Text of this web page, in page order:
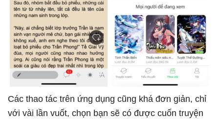
Các thao tác trên ứng dụng cũng khá đơn giản, chỉ
với vài lần vuốt, chọn bạn sẽ có được cuốn truyện